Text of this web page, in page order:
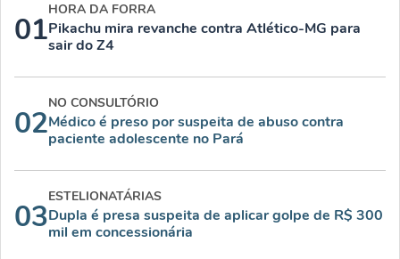
01
HORA DA FORRA
Pikachu mira revanche contra Atlético-MG para
sair do Z4
02
NO CONSULTÓRIO
Médico é preso por suspeita de abuso contra
paciente adolescente no Pará
03
ESTELIONATÁRIAS
Dupla é presa suspeita de aplicar golpe de R$ 300
mil em concessionária